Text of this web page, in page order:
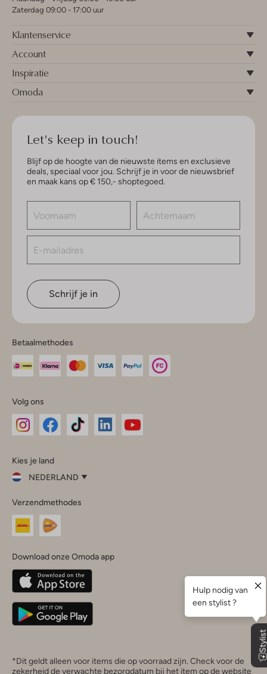
Zaterdag 09:00 - 17:00 uur
Klantenservice
Account
Inspiratie
Omoda
Let's keep in touch!
Blijf op de hoogte van de nieuwste items en exclusieve
deals, speciaal voor jou. Schrijf je in voor de nieuwsbrief
en maak kans op € 150,- shoptegoed.
Schrijf je in
Betaalmethodes
Volg ons
InstagramFacebook
Kies je land
NEDERLAND
je
land
Nederland
Belgique(Français)
Deutschland
Verzendmethodes
Download onze Omoda app
*Dit geldt alleen voor items die op voorraad zijn. Check voor de
zekerheid de verwachte bezorgdatum bij het item op de website